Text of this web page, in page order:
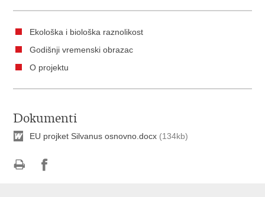
Ekološka i biološka raznolikost
Godišnji vremenski obrazac
O projektu
Dokumenti
EU projket Silvanus osnovno.docx (134kb)